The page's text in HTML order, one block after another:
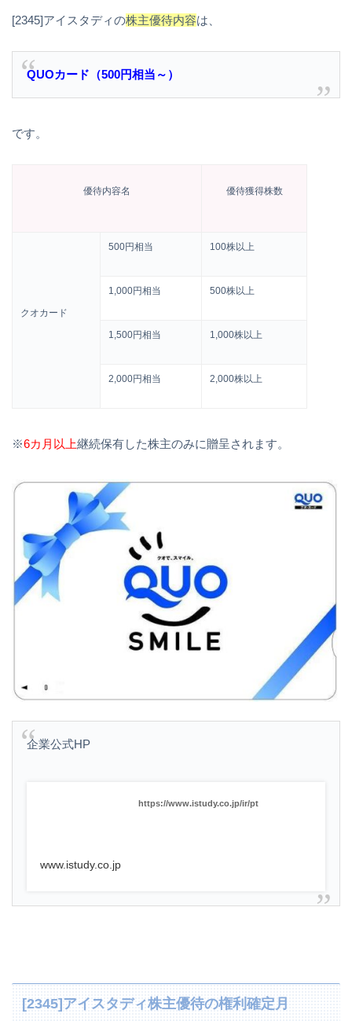
[2345]アイスタディの株主優待内容は、
QUOカード（500円相当～）
です。
優待内容名 優待獲得株数
クオカード
500円相当 100株以上
1,000円相当 500株以上
1,500円相当 1,000株以上
2,000円相当 2,000株以上
※6カ月以上継続保有した株主のみに贈呈されます。
企業公式HP
https://www.istudy.co.jp/ir/pt
www.istudy.co.jp
[2345]アイスタディ株主優待の権利確定月